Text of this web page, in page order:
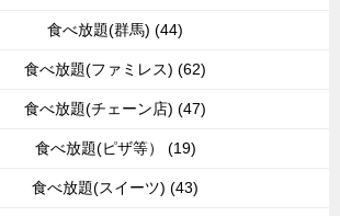
食べ放題(群馬) (44)
食べ放題(ファミレス) (62)
食べ放題(チェーン店) (47)
食べ放題(ピザ等） (19)
食べ放題(スイーツ) (43)